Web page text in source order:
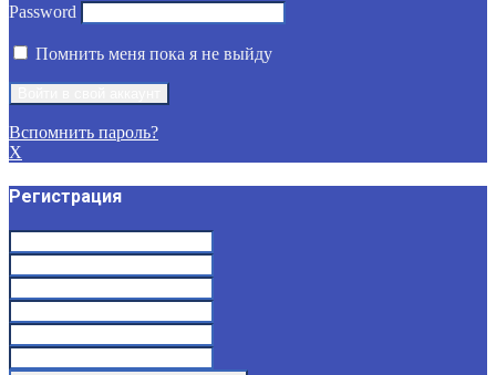
Password
Помнить меня пока я не выйду
Вспомнить пароль?
X
Регистрация